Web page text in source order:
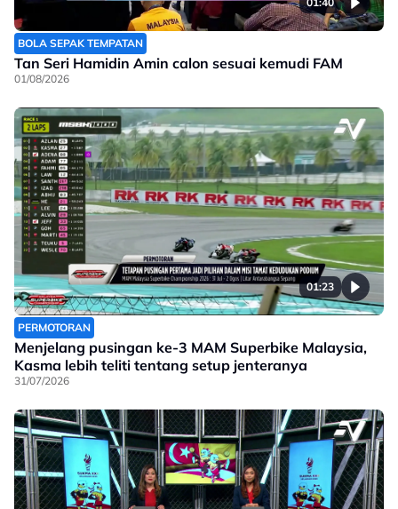
BOLA SEPAK TEMPATAN
Tan Seri Hamidin Amin calon sesuai kemudi FAM
01/08/2026
01:23
PERMOTORAN
Menjelang pusingan ke-3 MAM Superbike Malaysia,
Kasma lebih teliti tentang setup jenteranya
31/07/2026